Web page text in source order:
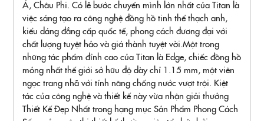
Á, Châu Phi. Có lẽ bước chuyển mình lớn nhất của Titan là
việc sáng tạo ra công nghệ đồng hồ tinh thể thạch anh,
kiểu dáng đẳng cấp quốc tế, phong cách đương đại với
chất lượng tuyệt hảo và giá thành tuyệt vời.Một trong
những tác phẩm đỉnh cao của Titan là Edge, chiếc đồng hồ
mỏng nhất thế giới sở hữu độ dày chỉ 1.15 mm, một viên
ngọc trang nhã với tính năng chống nước vượt trội. Kiệt
tác của công nghệ và thiết kế này vừa nhận giải thưởng
Thiết Kế Đẹp Nhất trong hạng mục Sản Phẩm Phong Cách